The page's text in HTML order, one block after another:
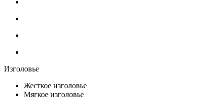
Изголовье
Жесткое изголовье
Мягкое изголовье